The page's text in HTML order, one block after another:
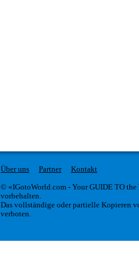
Über uns Partner
Kontakt
© «IGotoWorld.com - Your GUIDE TO
vorbehalten.
Das vollständige oder partielle Kopieren
verboten.